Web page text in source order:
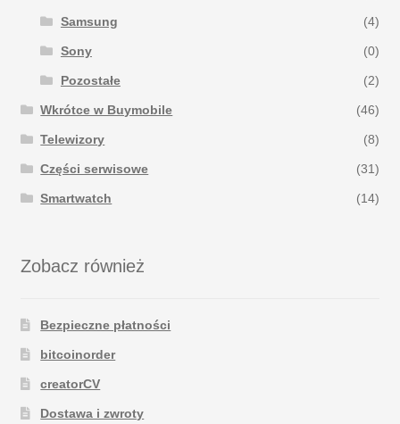
Samsung (4)
Sony (0)
Pozostałe (2)
Wkrótce w Buymobile (46)
Telewizory (8)
Części serwisowe (31)
Smartwatch (14)
Zobacz również
Bezpieczne płatności
bitcoinorder
creatorCV
Dostawa i zwroty